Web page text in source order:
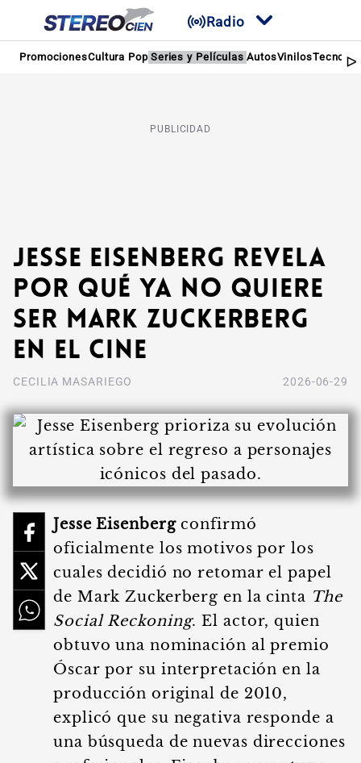
Radio
PromocionesCultura Pop Series y Películas AutosVinilos
PUBLICIDAD
Jesse Eisenberg revela
por qué ya no quiere
ser Mark Zuckerberg
en el cine
CECILIA MASARIEGO 2026-06-29
Jesse Eisenbergconfirmó
oficialmente los motivos por los
cuales decidió no retomar el papel
de Mark Zuckerberg en la cinta The
Social Reckoning. El actor, quien
obtuvo una nominación al premio
Óscar por su interpretación en la
producción original de 2010,
explicó que su negativa responde a
una búsqueda de nuevas direcciones